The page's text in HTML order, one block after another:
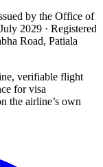
by the Office of
2029 · Registered
Road, Patiala
verifiable flight
for visa
the airline’s own